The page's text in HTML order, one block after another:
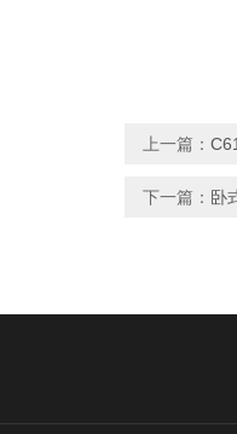
上一篇：
下一篇： 卧